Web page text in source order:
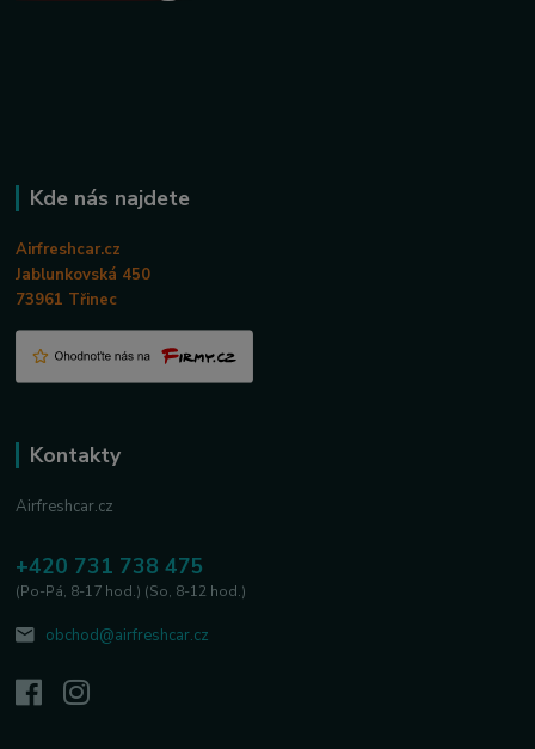
Kde nás najdete
Airfreshcar.cz
Jablunkovská 450
73961 Třinec
Kontakty
Airfreshcar.cz
+420 731 738 475
(Po-Pá, 8-17 hod.) (So, 8-12 hod.)
obchod@airfreshcar.cz